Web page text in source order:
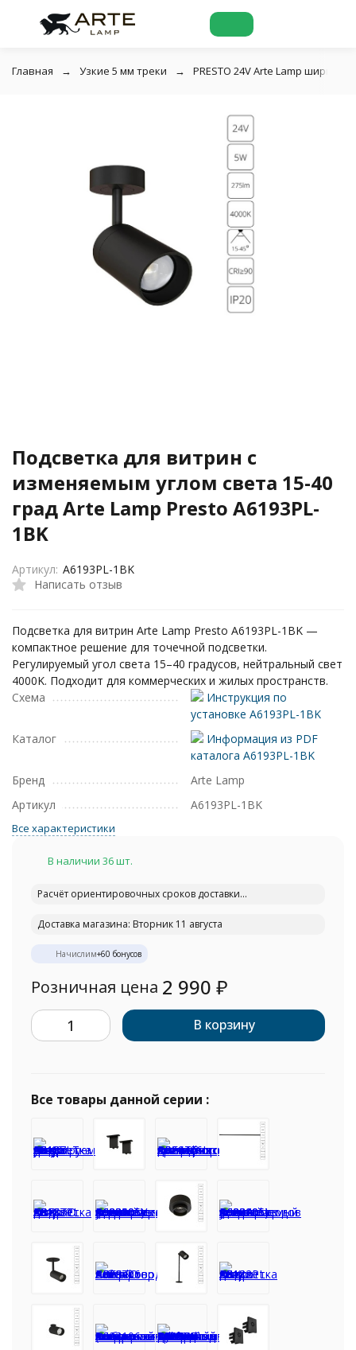
Главная Узкие 5 мм треки PRESTO 24V Arte Lamp ширина
Подсветка для витрин с
изменяемым углом света 15-40
град Arte Lamp Presto A6193PL-
1BK
Написать отзыв
Артикул: A6193PL-1BK
Подсветка для витрин Arte Lamp Presto A6193PL-1BK —
компактное решение для точечной подсветки.
Регулируемый угол света 15–40 градусов, нейтральный свет
4000K. Подходит для коммерческих и жилых пространств.
Схема
Инструкция по
установке A6193PL-1BK
Каталог
Информация из PDF
каталога A6193PL-1BK
Бренд
Arte Lamp
Артикул
A6193PL-1BK
Все характеристики
В наличии 36 шт.
Расчёт ориентировочных сроков доставки...
Доставка магазина: Вторник 11 августа
Начислим+60 бонусов
Розничная цена 2 990 ₽
В корзину
Все товары данной серии :